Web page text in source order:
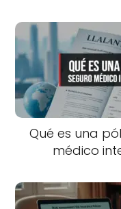
Qué es una
médico